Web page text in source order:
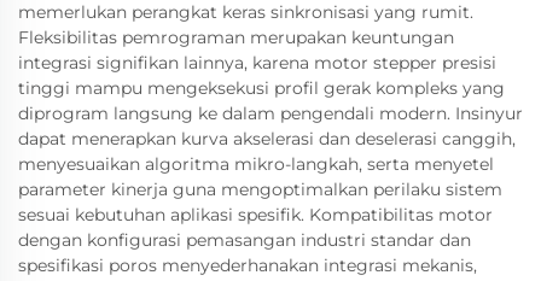
memerlukan perangkat keras sinkronisasi yang rumit.
Fleksibilitas pemrograman merupakan keuntungan
integrasi signifikan lainnya, karena motor stepper presisi
tinggi mampu mengeksekusi profil gerak kompleks yang
diprogram langsung ke dalam pengendali modern. Insinyur
dapat menerapkan kurva akselerasi dan deselerasi canggih,
menyesuaikan algoritma mikro-langkah, serta menyetel
parameter kinerja guna mengoptimalkan perilaku sistem
sesuai kebutuhan aplikasi spesifik. Kompatibilitas motor
dengan konfigurasi pemasangan industri standar dan
spesifikasi poros menyederhanakan integrasi mekanis,